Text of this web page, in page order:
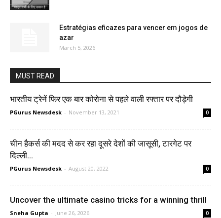
Estratégias eficazes para vencer em jogos de
azar
March 5, 2026
MUST READ
भारतीय ट्रेनें फिर एक बार कोरोना से पहले वाली रफ्तार पर दौड़ेगी
PGurus Newsdesk - November 13, 2021 0
चीन हैकर्स की मदद से कर रहा दूसरे देशों की जासूसी, टारगेट पर
दिल्ली...
PGurus Newsdesk - August 20, 2022 0
Uncover the ultimate casino tricks for a winning thrill
Sneha Gupta - June 26, 2026 0